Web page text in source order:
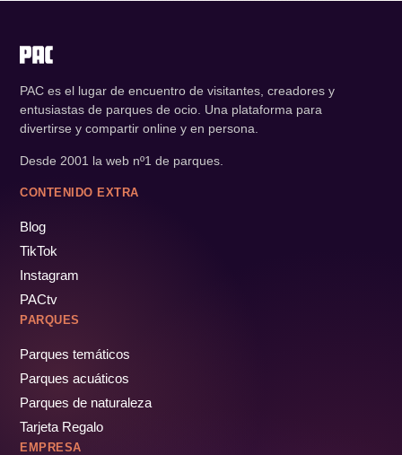
PAC es el lugar de encuentro de visitantes, creadores y
entusiastas de parques de ocio. Una plataforma para
divertirse y compartir online y en persona.
Desde 2001 la web nº1 de parques.
CONTENIDO EXTRA
Blog
TikTok
Instagram
PACtv
PARQUES
Parques temáticos
Parques acuáticos
Parques de naturaleza
Tarjeta Regalo
EMPRESA